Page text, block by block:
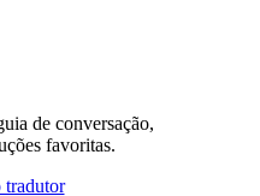
de conversação,
favoritas.